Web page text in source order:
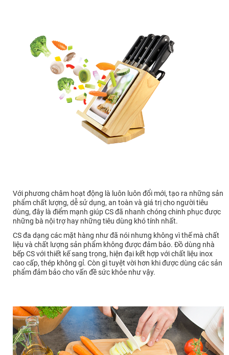
Với phương châm hoạt động là luôn luôn đổi mới, tạo ra những sản
phẩm chất lượng, dễ sử dụng, an toàn và giá trị cho người tiêu
dùng, đây là điểm mạnh giúp CS đã nhanh chóng chinh phục được
những bà nội trợ hay những tiêu dùng khó tính nhất.
CS đa dạng các mặt hàng như đã nói nhưng không vì thế mà chất
liệu và chất lượng sản phẩm không được đảm bảo. Đồ dùng nhà
bếp CS với thiết kế sang trọng, hiện đại kết hợp với chất liệu inox
cao cấp, thép không gỉ. Còn gì tuyệt vời hơn khi được dùng các sản
phẩm đảm bảo cho vấn đề sức khỏe như vậy.